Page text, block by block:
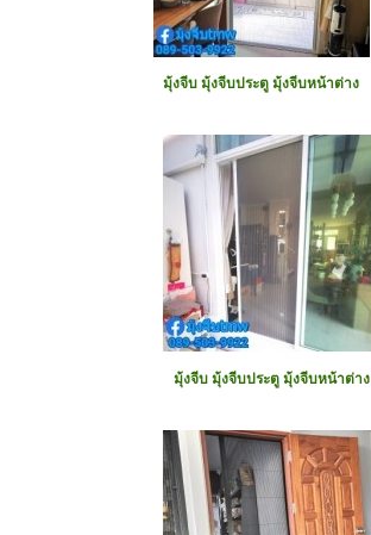
มุ้งจีบ มุ้งจีบประตู มุ้งจีบหน้าต่าง
มุ้งจีบ มุ้งจีบประตู มุ้งจีบหน้าต่าง